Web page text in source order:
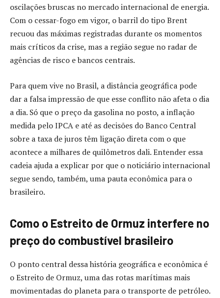
oscilações bruscas no mercado internacional de energia.
Com o cessar-fogo em vigor, o barril do tipo Brent
recuou das máximas registradas durante os momentos
mais críticos da crise, mas a região segue no radar de
agências de risco e bancos centrais.
Para quem vive no Brasil, a distância geográfica pode
dar a falsa impressão de que esse conflito não afeta o dia
a dia. Só que o preço da gasolina no posto, a inflação
medida pelo IPCA e até as decisões do Banco Central
sobre a taxa de juros têm ligação direta com o que
acontece a milhares de quilômetros dali. Entender essa
cadeia ajuda a explicar por que o noticiário internacional
segue sendo, também, uma pauta econômica para o
brasileiro.
Como o Estreito de Ormuz interfere no
preço do combustível brasileiro
O ponto central dessa história geográfica e econômica é
o Estreito de Ormuz, uma das rotas marítimas mais
movimentadas do planeta para o transporte de petróleo.